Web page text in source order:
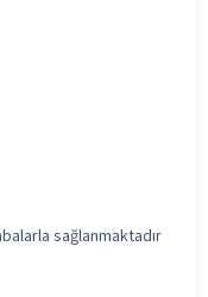
sağlanmaktadır